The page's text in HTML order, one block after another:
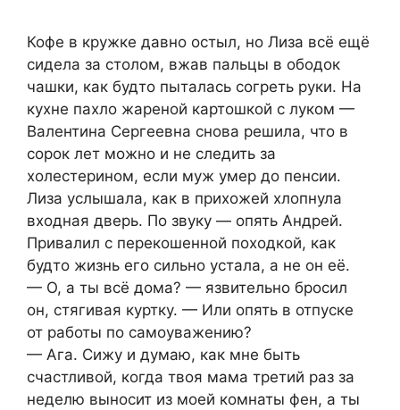
Кофе в кружке давно остыл, но Лиза всё ещё
сидела за столом, вжав пальцы в ободок
чашки, как будто пыталась согреть руки. На
кухне пахло жареной картошкой с луком —
Валентина Сергеевна снова решила, что в
сорок лет можно и не следить за
холестерином, если муж умер до пенсии.
Лиза услышала, как в прихожей хлопнула
входная дверь. По звуку — опять Андрей.
Привалил с перекошенной походкой, как
будто жизнь его сильно устала, а не он её.
— О, а ты всё дома? — язвительно бросил
он, стягивая куртку. — Или опять в отпуске
от работы по самоуважению?
— Ага. Сижу и думаю, как мне быть
счастливой, когда твоя мама третий раз за
неделю выносит из моей комнаты фен, а ты